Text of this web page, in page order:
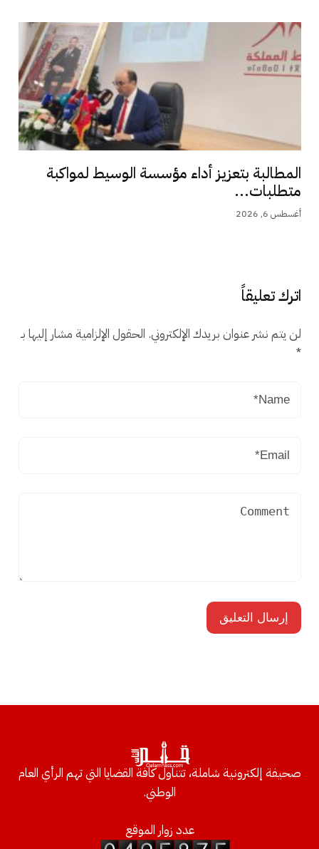
المطالبة بتعزيز أداء مؤسسة الوسيط لمواكبة
متطلبات...
أغسطس 6, 2026
اترك تعليقاً
لن يتم نشر عنوان بريدك الإلكتروني. الحقول الإلزامية مشار إليها بـ
*
صحيفة إلكترونية شاملة، تتناول كافة القضايا التي تهم الرأي العام
الوطني.
عدد زوار الموقع